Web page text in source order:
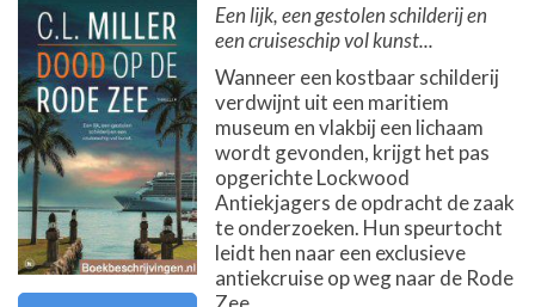
Een lijk, een gestolen schilderij en
een cruiseschip vol kunst...
Wanneer een kostbaar schilderij
verdwijnt uit een maritiem
museum en vlakbij een lichaam
wordt gevonden, krijgt het pas
opgerichte Lockwood
Antiekjagers de opdracht de zaak
te onderzoeken. Hun speurtocht
leidt hen naar een exclusieve
antiekcruise op weg naar de Rode